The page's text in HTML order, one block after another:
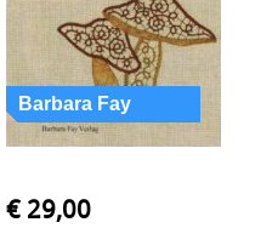
€ 29,00